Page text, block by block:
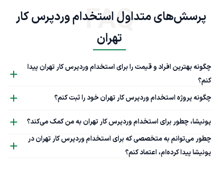
پرسش‌های متداول استخدام وردپرس کار
تهران
FAQ
چگونه بهترین افراد و قیمت را برای استخدام وردپرس کار تهران پیدا
کنم؟
چگونه پروژه استخدام وردپرس کار تهران خود را ثبت کنم؟
پونیشا، چطور برای استخدام وردپرس کار تهران به من کمک می‌کند؟
چطور می‌توانم به متخصصی که برای استخدام وردپرس کار تهران در
پونیشا پیدا کرده‌ام، اعتماد کنم؟